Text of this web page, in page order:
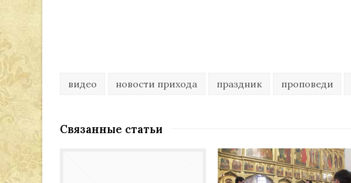
видео новости прихода праздник проповеди
Связанные статьи